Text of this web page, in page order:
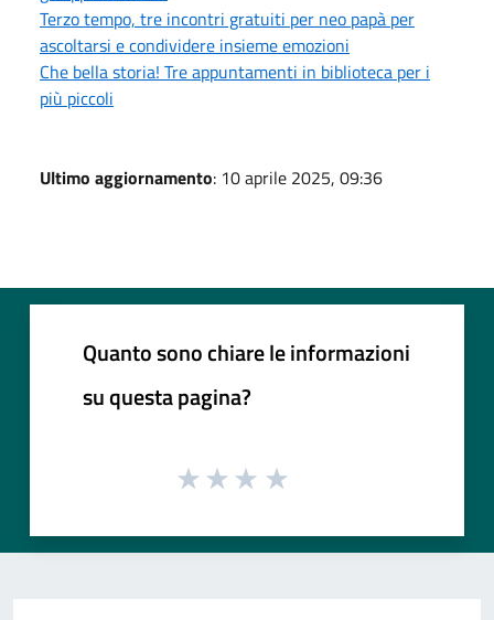
Terzo tempo, tre incontri gratuiti per neo papà per
ascoltarsi e condividere insieme emozioni
Che bella storia! Tre appuntamenti in biblioteca per i
più piccoli
Ultimo aggiornamento: 10 aprile 2025, 09:36
Quanto sono chiare le informazioni
su questa pagina?